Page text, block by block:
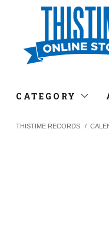
CATEGORY
THISTIME RECORDS /